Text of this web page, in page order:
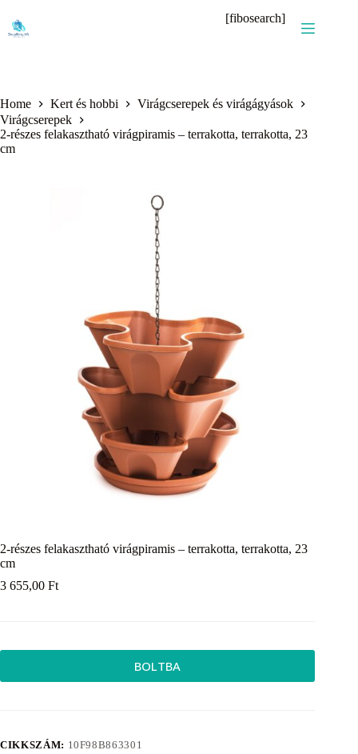
content
[fibosearch]
Home Kert és hobbi
Virágcserepek és virágágyások
Virágcserepek
2-részes felakasztható virágpiramis – terrakotta, terrakotta, 23
cm
2-részes felakasztható virágpiramis – terrakotta, terrakotta, 23
cm
3 655,00 Ft
BOLTBA
CIKKSZÁM: 10F98B863301